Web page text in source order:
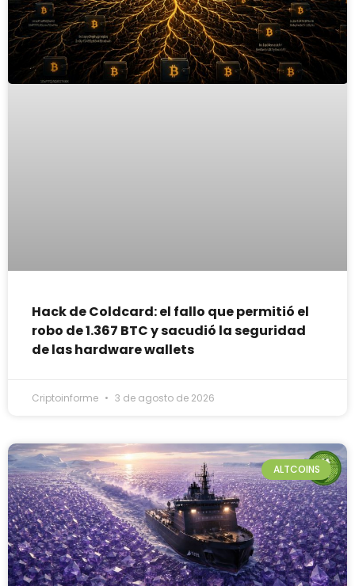
Hack de Coldcard: el fallo que permitió el
robo de 1.367 BTC y sacudió la seguridad
de las hardware wallets
Criptoinforme 3 de agosto de 2026
ALTCOINS